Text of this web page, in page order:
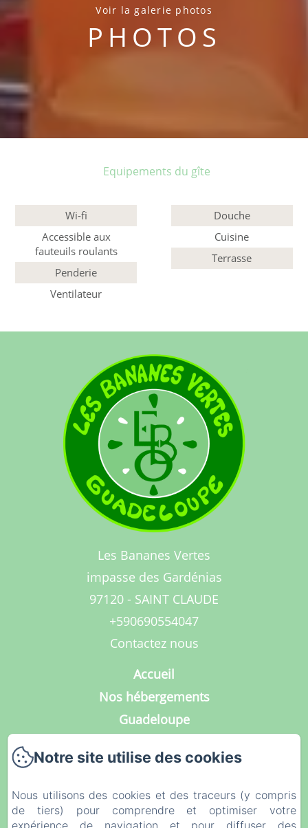
Voir la galerie photos
PHOTOS
Equipements du gîte
Wi-fi
Accessible aux
fauteuils roulants
Penderie
Ventilateur
Douche
Cuisine
Terrasse
Les Bananes Vertes
impasse des Gardénias
97120 - SAINT CLAUDE
+590690554047
Contactez nous
Accueil
Nos hébergements
Guadeloupe
Galerie Photos
Contact
Notre Blog
Notre site utilise des cookies
Nous utilisons des cookies et des traceurs (y compris
de tiers) pour comprendre et optimiser votre
expérience de navigation et pour diffuser des